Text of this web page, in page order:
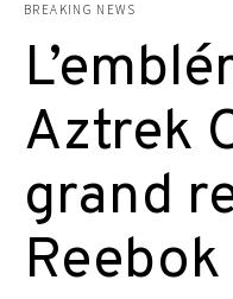
BREAKING NEWS
Aztrek
grand
Reebok